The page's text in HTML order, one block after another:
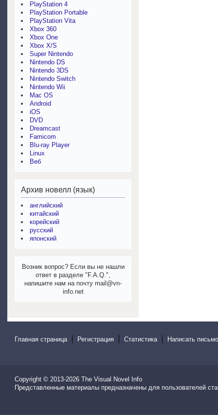
PlayStation 4
PlayStation Portable
PlayStation Vita
Xbox 360
Xbox One
Xbox X/S
Super Nintendo
Nintendo DS
Nintendo 3DS
Nintendo Switch
Nintendo Wii
Mac OS
Android
iOS
DVD
Dreamcast
Famicom
Blu-ray Player
Linux
Веб
Архив новелл (язык)
английский
китайский
корейский
русский
японский
Возник вопрос? Если вы не нашли
ответ в разделе "F.A.Q.",
напишите нам на почту mail@vn-
info.net
Главная страница Регистрация Статистика Написать
Copyright © 2013-2026 The Visual Novel Info
Представленные материалы предназначены для пользователей